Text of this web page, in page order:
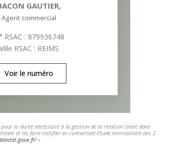
GAUTIER,
Agent commercial
RSAC : 879936748
Ville RSAC : REIMS
Voir le numéro
la durée nécessaire à la gestion de la relation client dans
et les faire rectifier en contactant Etude Immobilière des 2
»